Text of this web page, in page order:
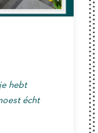
hebt
écht